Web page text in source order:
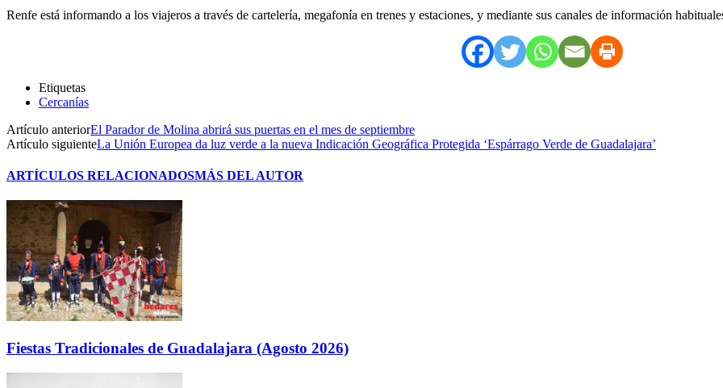
Renfe está informando a los viajeros a través de cartelería, megafonía en trenes y estaciones, y mediante sus canales de información
Etiquetas
Cercanías
Artículo anteriorEl Parador de Molina abrirá sus puertas en el mes de septiembre
Artículo siguienteLa Unión Europea da luz verde a la nueva Indicación Geográfica Protegida ‘Espárrago Verde de Guadalajara’
ARTÍCULOS RELACIONADOSMÁS DEL AUTOR
Fiestas Tradicionales de Guadalajara (Agosto 2026)